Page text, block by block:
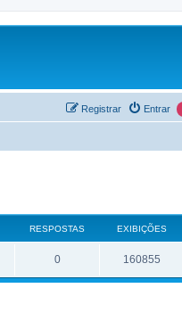
Entrar
Registrar
RESPOSTAS EXIBIÇÕES
0 160855